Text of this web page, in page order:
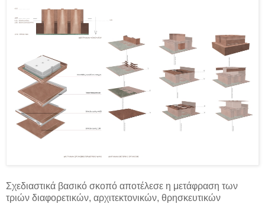
Σχεδιαστικά βασικό σκοπό αποτέλεσε η μετάφραση των
τριών διαφορετικών, αρχιτεκτονικών, θρησκευτικών